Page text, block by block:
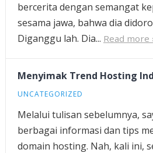
bercerita dengan semangat
sesama jawa, bahwa dia
Diganggu lah. Dia... Read more
Menyimak Trend Hosting
UNCATEGORIZED
Melalui tulisan sebelumnya,
berbagai informasi dan tips
domain hosting. Nah, kali ini,